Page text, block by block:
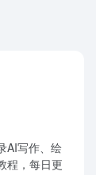
AI写作、绘
程，每日更